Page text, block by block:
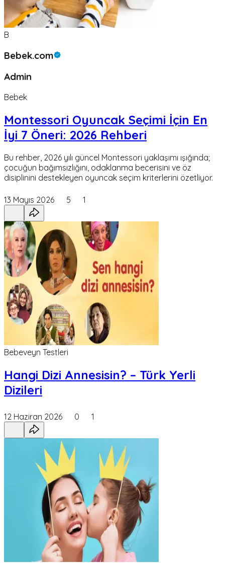
B
Bebek.com
Admin
Bebek
Montessori Oyuncak Seçimi İçin En
İyi 7 Öneri: 2026 Rehberi
Bu rehber, 2026 yılı güncel Montessori yaklaşımı ışığında;
çocuğun bağımsızlığını, odaklanma becerisini ve öz
disiplinini destekleyen oyuncak seçim kriterlerini özetliyor.
13 Mayıs 2026 5 1
Bebeveyn Testleri
Hangi Dizi Annesisin? – Türk Yerli
Dizileri
12 Haziran 2026 0 1